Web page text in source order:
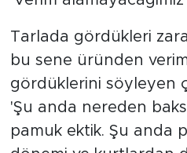
Tarlada gördükleri
bu sene üründen
gördüklerini söyleyen
'Şu anda nereden
pamuk ektik. Şu anda